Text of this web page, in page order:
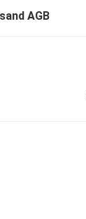
AGB